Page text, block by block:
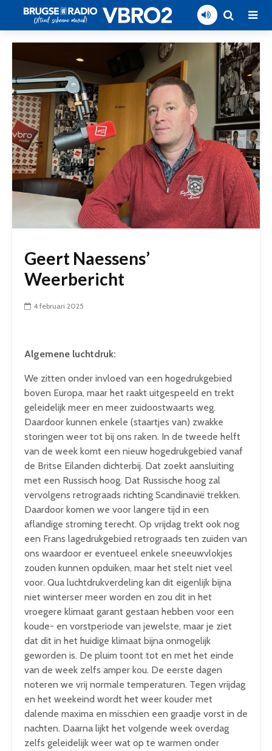
Geert Naessens’
Weerbericht
4 februari 2025
Algemene luchtdruk:
We zitten onder invloed van een hogedrukgebied
boven Europa, maar het raakt uitgespeeld en trekt
geleidelijk meer en meer zuidoostwaarts weg.
Daardoor kunnen enkele (staartjes van) zwakke
storingen weer tot bij ons raken. In de tweede helft
van de week komt een nieuw hogedrukgebied vanaf
de Britse Eilanden dichterbij. Dat zoekt aansluiting
met een Russisch hoog. Dat Russische hoog zal
vervolgens retrograads richting Scandinavië trekken.
Daardoor komen we voor langere tijd in een
aflandige stroming terecht. Op vrijdag trekt ook nog
een Frans lagedrukgebied retrograads ten zuiden van
ons waardoor er eventueel enkele sneeuwvlokjes
zouden kunnen opduiken, maar het stelt niet veel
voor. Qua luchtdrukverdeling kan dit eigenlijk bijna
niet winterser meer worden en zou dit in het
vroegere klimaat garant gestaan hebben voor een
koude- en vorstperiode van jewelste, maar je ziet
dat dit in het huidige klimaat bijna onmogelijk
geworden is. De pluim toont tot en met het einde
van de week zelfs amper kou. De eerste dagen
noteren we vrij normale temperaturen. Tegen vrijdag
en het weekeind wordt het weer kouder met
dalende maxima en misschien een graadje vorst in de
nachten. Daarna lijkt het volgende week overdag
zelfs geleidelijk weer wat op te warmen onder